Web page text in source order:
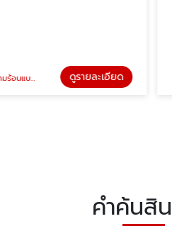
อดได้ใช้ซ้ำได้ ดูรายละเอียด
คำค้นสิ